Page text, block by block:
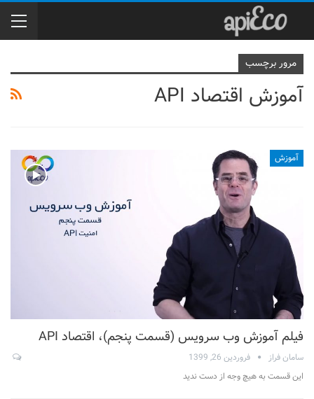
مرور برچسب
آموزش اقتصاد API
آموزش
فیلم آموزش وب سرویس (قسمت پنجم)، اقتصاد API
سامان فراز
فروردین 26, 1399
این قسمت به هیچ وجه از دست ندید